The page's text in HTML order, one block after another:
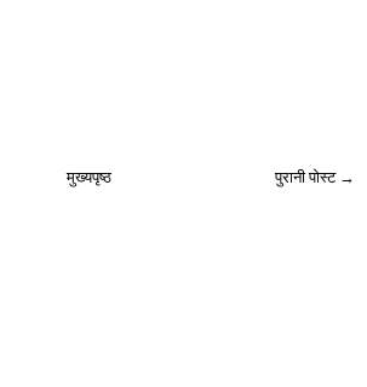
पुरानी पोस्ट →
मुख्यपृष्ठ